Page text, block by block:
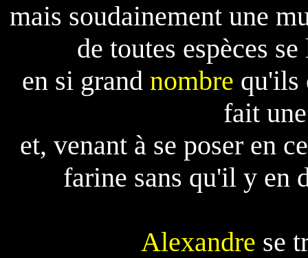
mais soudainement une
de toutes espèces
en si grand nombre qu'ils
fait
et, venant à se poser en
farine sans qu'il y en
Alexandre se